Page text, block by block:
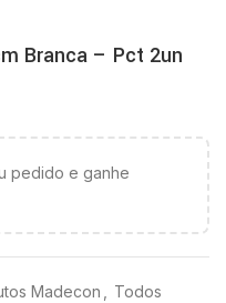
Branca – Pct 2un
pedido e ganhe
Madecon
Todos